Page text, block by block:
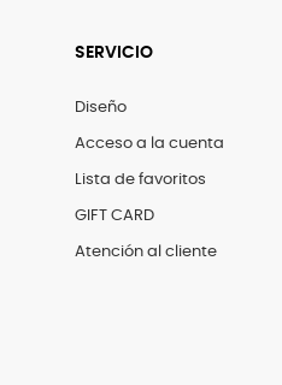
SERVICIO
Diseño
Acceso a la cuenta
Lista de favoritos
GIFT CARD
Atención al cliente